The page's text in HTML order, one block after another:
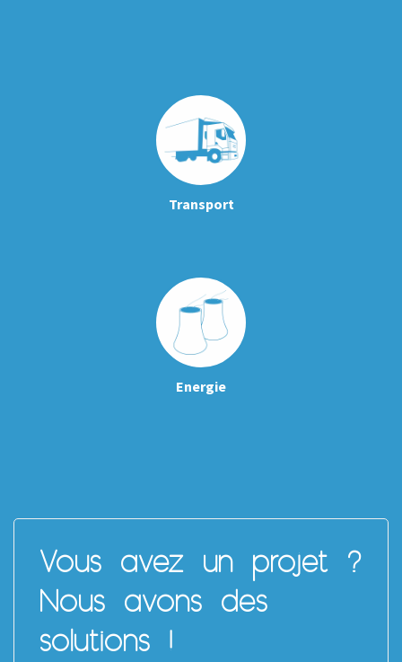
Transport
Energie
Vous avez un projet ?
Nous avons des
solutions !